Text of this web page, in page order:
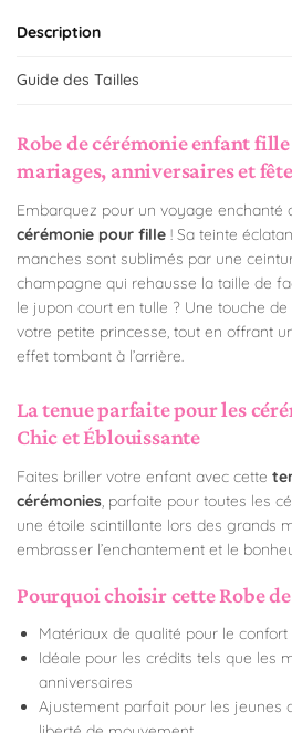
Description
Guide des Tailles
Robe de cérémonie enfant
mariages, anniversaires et
Embarquez pour un voyage enchanté
cérémonie pour fille ! Sa teinte
manches sont sublimés par une
champagne qui rehausse la taille de
le jupon court en tulle ? Une touche
votre petite princesse, tout en offrant
effet tombant à l’arrière.
La tenue parfaite pour les
Chic et Éblouissante
Faites briller votre enfant avec cette
cérémonies , parfaite pour toutes les
une étoile scintillante lors des grands
embrasser l’enchantement et le
Pourquoi choisir cette Robe
Matériaux de qualité pour le
Idéale pour les crédits tels que les
anniversaires
Ajustement parfait pour les jeunes